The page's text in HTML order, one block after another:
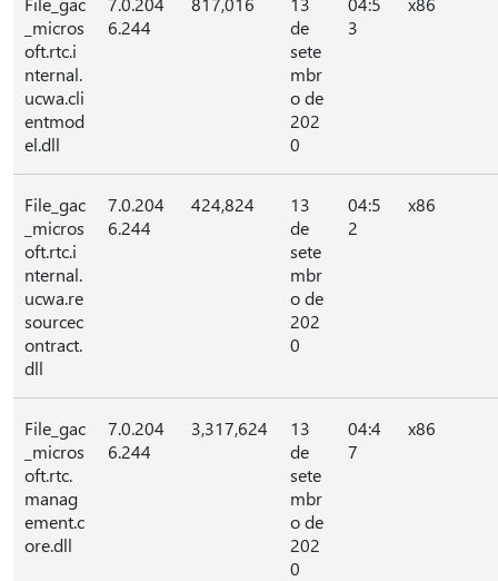
_micros
oft.rtc.i
nternal.
ucwa.cli
entmod
el.dll
6.244
de
sete
mbr
o de
202
0
3
File_gac
_micros
oft.rtc.i
nternal.
ucwa.re
sourcec
ontract.
dll
7.0.204
6.244
424,824
13
de
sete
mbr
o de
202
0
04:5
2
x86
File_gac
_micros
oft.rtc.
manag
ement.c
ore.dll
7.0.204
6.244
3,317,624
13
de
sete
mbr
o de
202
0
04:4
7
x86